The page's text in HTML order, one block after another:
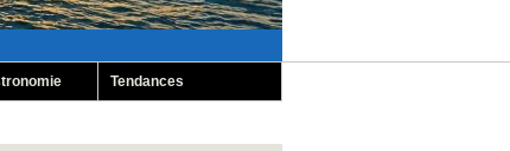
Tendances